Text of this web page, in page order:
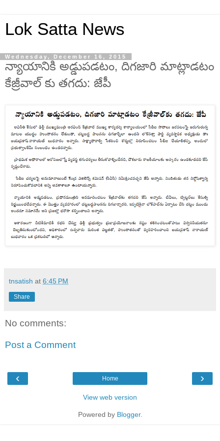
Lok Satta News
Wednesday, December 16, 2015
న్యాయానికి అడ్డుపడటం, దిగజారి మాట్లాడటం
కేజ్రీవాల్ కు తగదు: జేపీ
tnsatish at 6:45 PM
Share
No comments:
Post a Comment
‹ ›
Home
View web version
Powered by Blogger.